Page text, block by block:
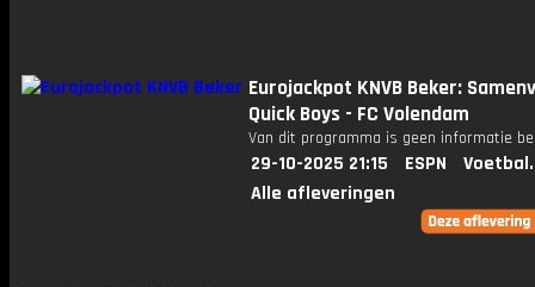
Eurojackpot KNVB Beker:
Quick Boys - FC Volendam
Van dit programma is geen informatie
29-10-2025 21:15 ESPN
Alle afleveringen